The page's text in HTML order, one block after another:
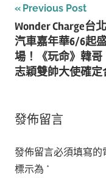
文
章
導
覽
Previous Post
Wonder Charge台
汽車嘉年華6/6起
場！《玩命》韓哥
志穎雙帥大使確定
發佈留言
發佈留言必須填寫的
標示為 *